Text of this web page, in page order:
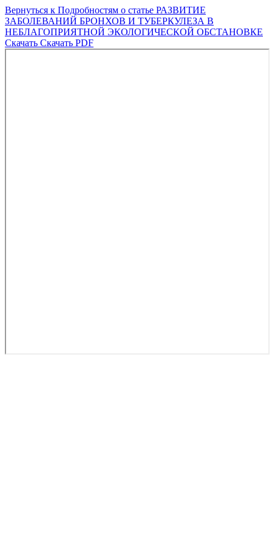
Вернуться к Подробностям о статье РАЗВИТИЕ
ЗАБОЛЕВАНИЙ БРОНХОВ И ТУБЕРКУЛЕЗА В
НЕБЛАГОПРИЯТНОЙ ЭКОЛОГИЧЕСКОЙ ОБСТАНОВКЕ
Скачать Скачать PDF